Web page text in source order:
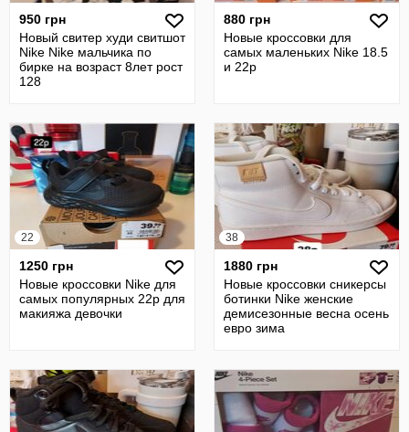
950 грн
Новый свитер худи свитшот
Nike Nike мальчика по
бирке на возраст 8лет рост
128
880 грн
Новые кроссовки для
самых маленьких Nike 18.5
и 22р
22
1250 грн
Новые кроссовки Nike для
самых популярных 22р для
макияжа девочки
38
1880 грн
Новые кроссовки сникерсы
ботинки Nike женские
демисезонные весна осень
евро зима